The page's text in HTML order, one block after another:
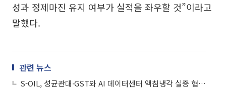
성과 정제마진 유지 여부가 실적을 좌우할 것”이라고
말했다.
관련 뉴스
S-OIL, 성균관대∙GST와 AI 데이터센터 액침냉각 실증 협력 맞손